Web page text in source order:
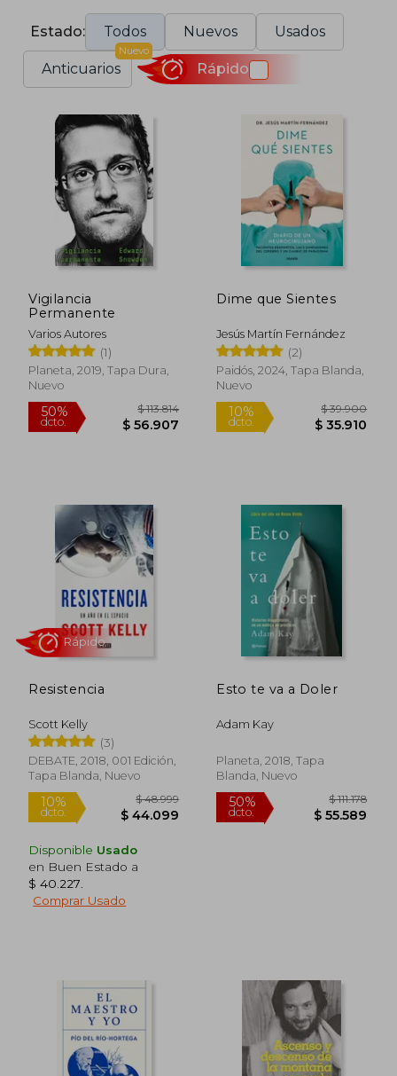
Estado: Todos Nuevos Usados
Anticuarios
Nuevo
Rápido
Vigilancia
Permanente
Varios Autores
(1)
Planeta, 2019, Tapa Dura,
Nuevo
50%
dcto.
$ 113.814
$ 56.907
Dime que Sientes
Jesús Martín Fernández
(2)
Paidós, 2024, Tapa Blanda,
Nuevo
10%
dcto.
Resistencia
Scott Kelly
(3)
DEBATE, 2018, 001 Edición,
Tapa Blanda, Nuevo
$ 44.099
Rápido
Disponible Usado
en Buen Estado a
$ 40.227
Comprar Usado
Esto te va a Doler
Adam Kay
Planeta, 2018, Tapa
Blanda, Nuevo